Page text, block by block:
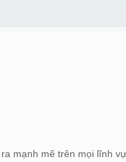
mạnh mẽ trên mọi lĩnh